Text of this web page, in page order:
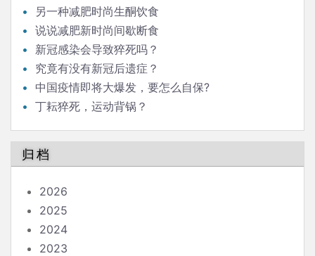
另一种减肥时尚生酮饮食
说说减肥新时尚间歇断食
新冠感染会导致猝死吗？
究竟有没有新冠后遗症？
中国疫情即将大爆发，要怎么自保?
丁耘猝死，运动背锅？
归档
2026
2025
2024
2023